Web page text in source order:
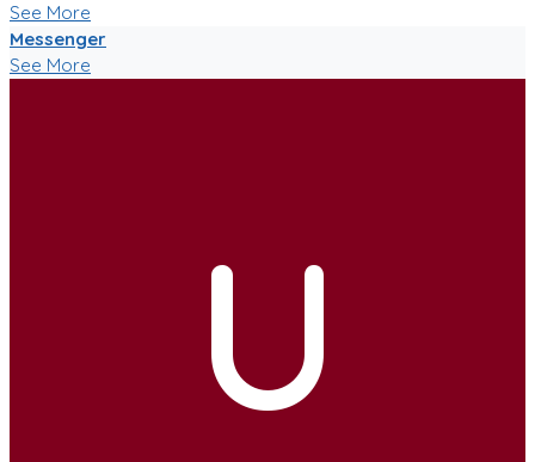
See More
Messenger
See More
U